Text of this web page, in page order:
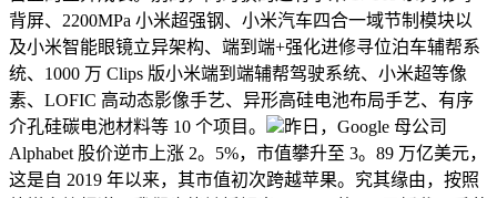
背屏、2200MPa 小米超强钢、小米汽车四合一域节制模块以
及小米智能眼镜立异架构、端到端+强化进修寻位泊车辅帮系
统、1000 万 Clips 版小米端到端辅帮驾驶系统、小米超等像
素、LOFIC 高动态影像手艺、异形高硅电池布局手艺、有序
介孔硅碳电池材料等 10 个项目。
昨日，Google 母公司
Alphabet 股价逆市上涨 2。5%，市值攀升至 3。89 万亿美元，
这是自 2019 年以来，其市值初次跨越苹果。究其缘由，按照